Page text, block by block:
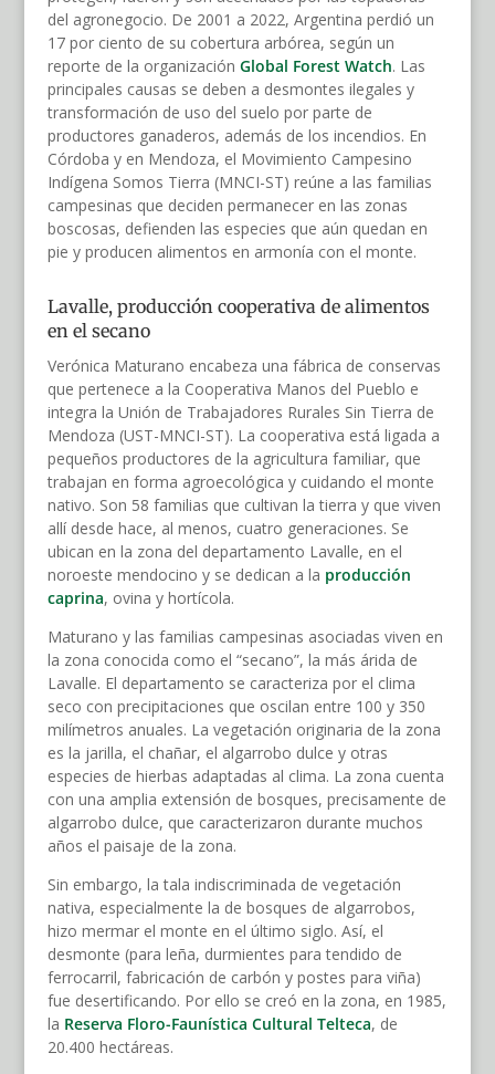
del agronegocio. De 2001 a 2022, Argentina perdió un
17 por ciento de su cobertura arbórea, según un
reporte de la organización Global Forest Watch. Las
principales causas se deben a desmontes ilegales y
transformación de uso del suelo por parte de
productores ganaderos, además de los incendios. En
Córdoba y en Mendoza, el Movimiento Campesino
Indígena Somos Tierra (MNCI-ST) reúne a las familias
campesinas que deciden permanecer en las zonas
boscosas, defienden las especies que aún quedan en
pie y producen alimentos en armonía con el monte.
Lavalle, producción cooperativa de alimentos
en el secano
Verónica Maturano encabeza una fábrica de conservas
que pertenece a la Cooperativa Manos del Pueblo e
integra la Unión de Trabajadores Rurales Sin Tierra de
Mendoza (UST-MNCI-ST). La cooperativa está ligada a
pequeños productores de la agricultura familiar, que
trabajan en forma agroecológica y cuidando el monte
nativo. Son 58 familias que cultivan la tierra y que viven
allí desde hace, al menos, cuatro generaciones. Se
ubican en la zona del departamento Lavalle, en el
noroeste mendocino y se dedican a la producción
caprina, ovina y hortícola.
Maturano y las familias campesinas asociadas viven en
la zona conocida como el “secano”, la más árida de
Lavalle. El departamento se caracteriza por el clima
seco con precipitaciones que oscilan entre 100 y 350
milímetros anuales. La vegetación originaria de la zona
es la jarilla, el chañar, el algarrobo dulce y otras
especies de hierbas adaptadas al clima. La zona cuenta
con una amplia extensión de bosques, precisamente de
algarrobo dulce, que caracterizaron durante muchos
años el paisaje de la zona.
Sin embargo, la tala indiscriminada de vegetación
nativa, especialmente la de bosques de algarrobos,
hizo mermar el monte en el último siglo. Así, el
desmonte (para leña, durmientes para tendido de
ferrocarril, fabricación de carbón y postes para viña)
fue desertificando. Por ello se creó en la zona, en 1985,
la Reserva Floro-Faunística Cultural Telteca, de
20.400 hectáreas.